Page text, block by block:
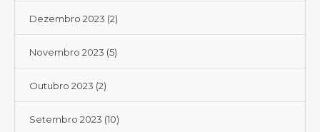
Dezembro 2023 (2)
Novembro 2023 (5)
Outubro 2023 (2)
Setembro 2023 (10)